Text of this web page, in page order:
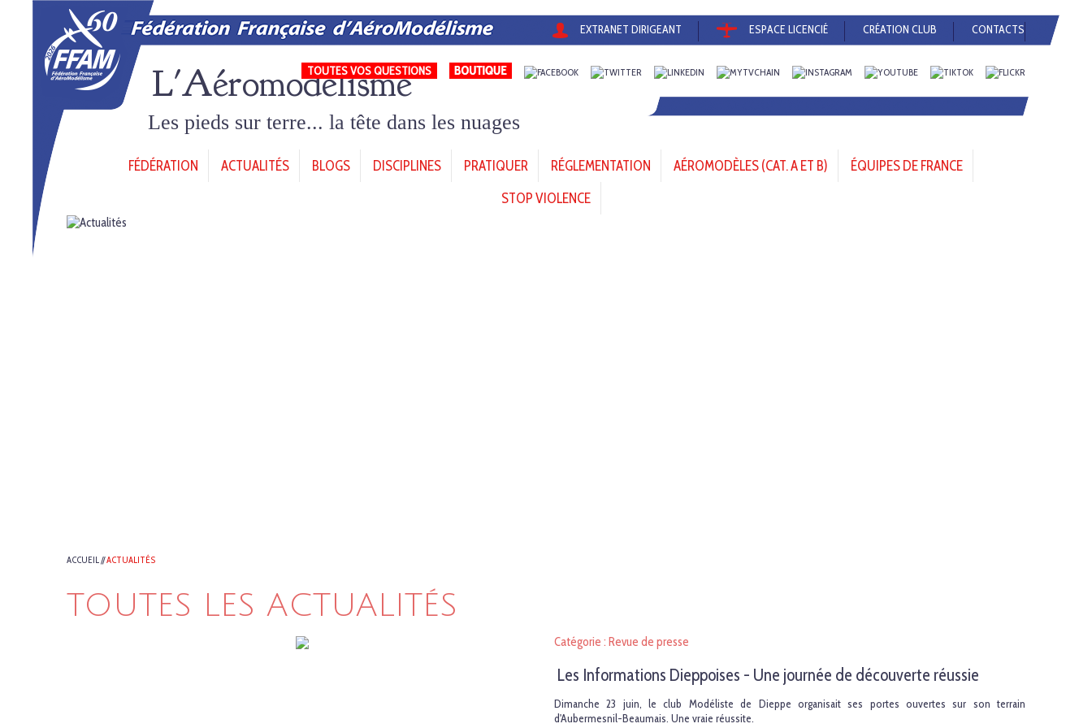
EXTRANET DIRIGEANT ESPACE LICENCIÉ CRÉATION CLUB CONTACTS
TOUTES VOS QUESTIONS
L'Aéromodélisme
Les pieds sur terre... la tête dans les nuages
FÉDÉRATION ACTUALITÉS BLOGS DISCIPLINES PRATIQUER RÉGLEMENTATION AÉROMODÈLES (CAT. A ET B)
ÉQUIPES DE FRANCE
STOP VIOLENCE
ACCUEIL//ACTUALITÉS
TOUTES LES ACTUALITÉS
Catégorie : Revue de presse
Les Informations Dieppoises - Une journée de découverte réussie
Dimanche 23 juin, le club Modéliste de Dieppe organisait ses portes ouvertes sur son terrain
d'Aubermesnil-Beaumais. Une vraie réussite.